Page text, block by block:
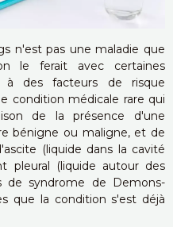
n'est pas une maladie que
le ferait avec certaines
à des facteurs de risque
condition médicale rare qui
de la présence d'une
bénigne ou maligne, et de
(liquide dans la cavité
pleural (liquide autour des
de syndrome de Demons-
que la condition s'est déjà